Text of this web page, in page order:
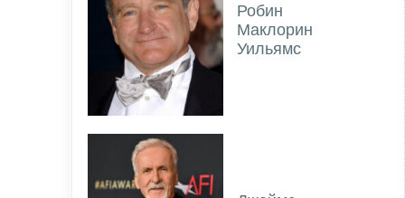
Робин
Маклорин
Уильямс